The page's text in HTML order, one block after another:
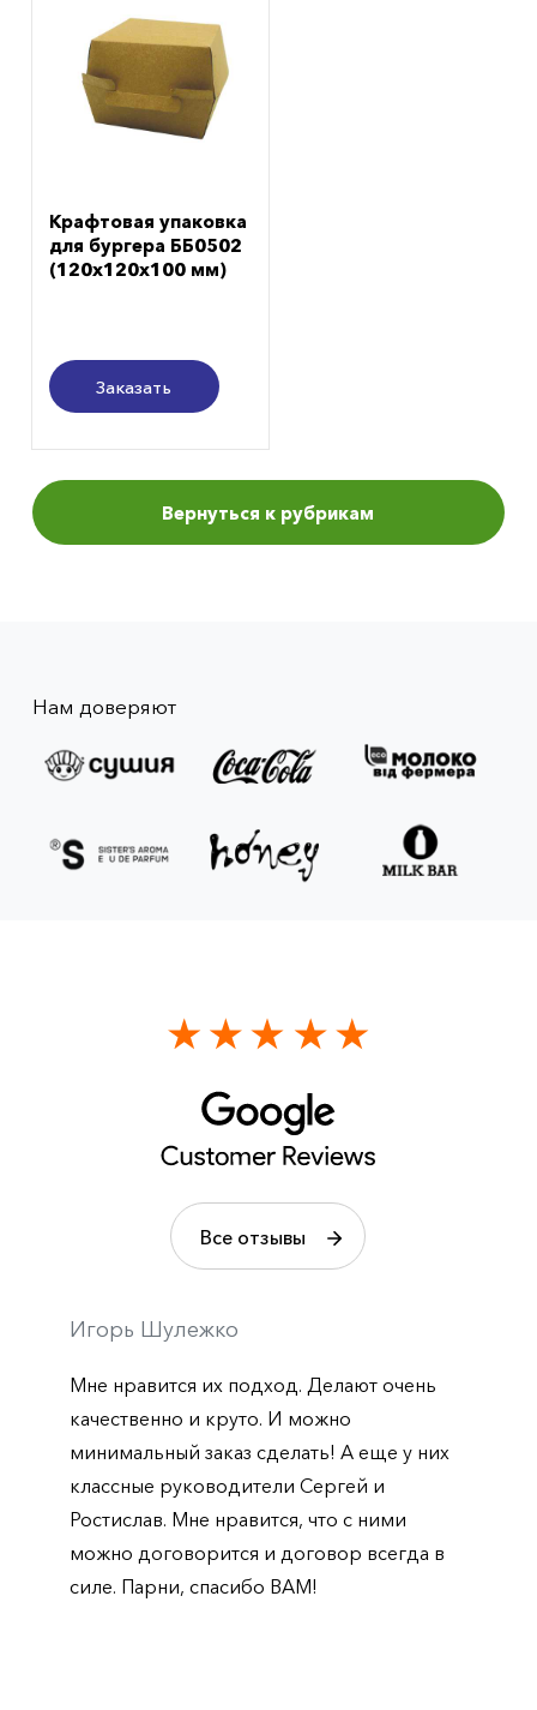
Крафтовая упаковка
для бургера ББ0502
(120х120х100 мм)
Заказать
Вернуться к рубрикам
Нам доверяют
Все отзывы
Игорь Шулежко
Мне нравится их подход. Делают очень
качественно и круто. И можно
минимальный заказ сделать! А еще у них
классные руководители Сергей и
Ростислав. Мне нравится, что с ними
можно договорится и договор всегда в
силе. Парни, спасибо ВАМ!